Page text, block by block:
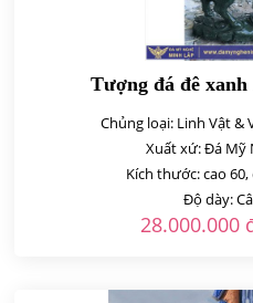
Tượng đá đê
Chủng loại: Linh Vật &
Xuất xứ: Đá Mỹ
Kích thước: cao
Độ dày:
28.000.000